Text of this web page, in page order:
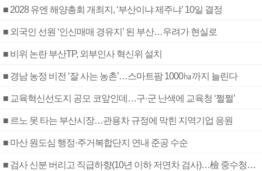
■ 2028 유엔 해양총회 개최지, ‘부산이냐 제주냐’ 10일 결정
■ 외국인 선원 ‘인신매매 경유지’ 된 부산…우려가 현실로
■ 비위 논란 부산TP, 외부인사 혁신위 설치
■ 경남 농정 비전 ‘잘 사는 농촌’…스마트팜 1000㏊까지 늘린다
■ 교육혁신선도지 공모 코앞인데…구·군 난색에 교육청 ‘쩔쩔’
■ 르노 못 타는 부산시장…관용차 규정에 막힌 지역기업 응원
■ 마산 원도심 행정·주거복합단지 연내 준공 수순
■ 검사 신분 버리고 직급하향(10년 이하 저연차 검사)…檢 중수청행 기피